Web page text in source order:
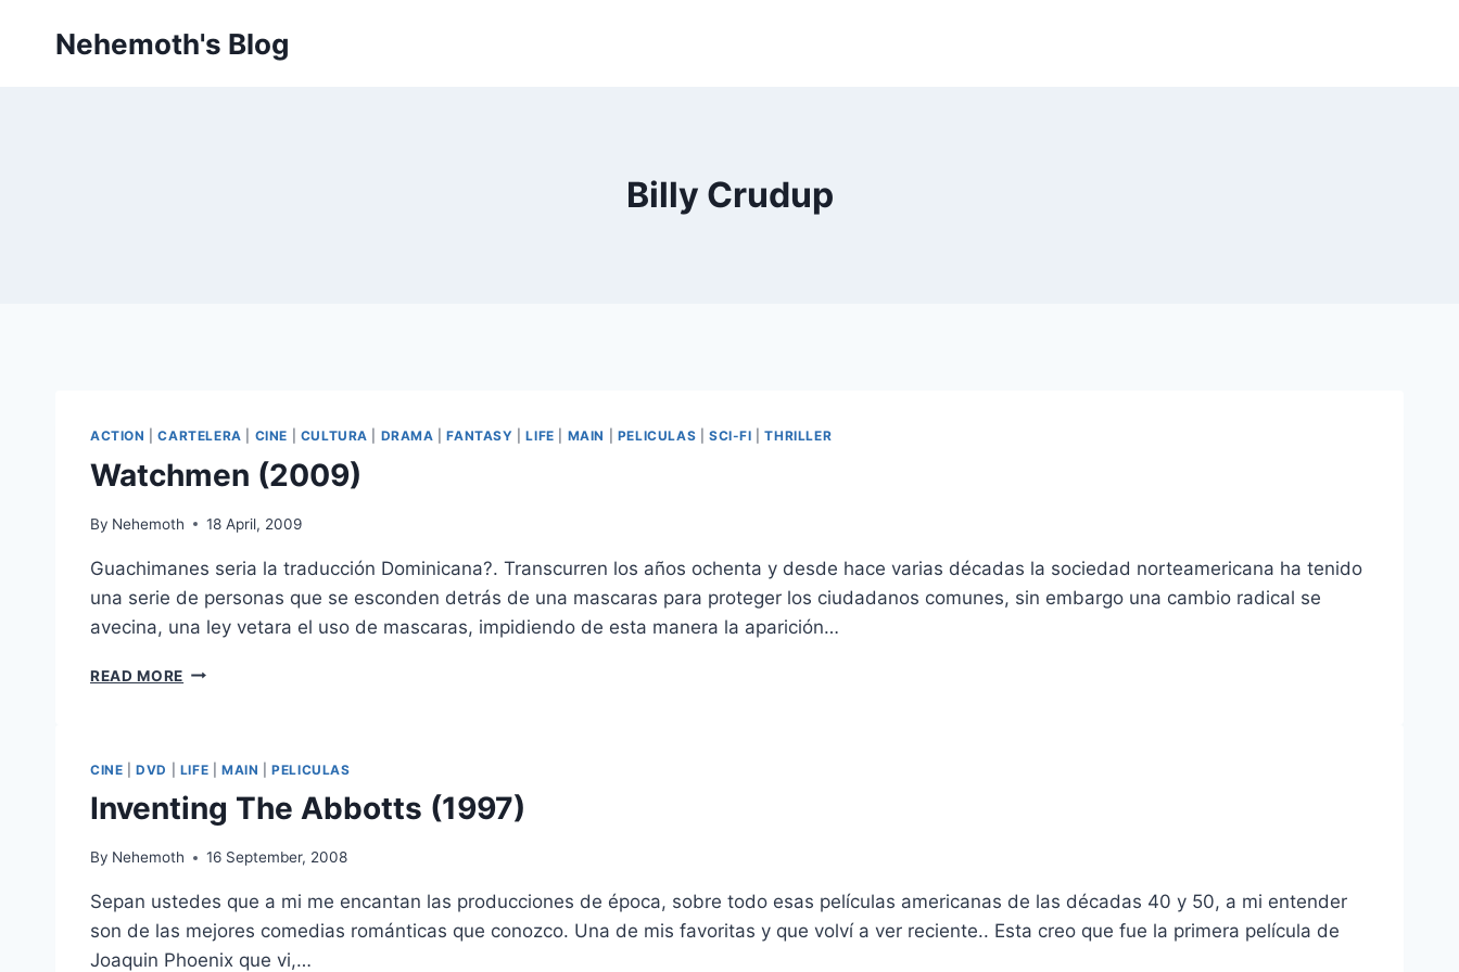
Nehemoth's Blog
Billy Crudup
ACTION |CARTELERA CINE CULTURA DRAMA |FANTASY |LIFE MAIN PELICULAS SCI-FI |THRILLER
Watchmen (2009)
By Nehemoth 18 April, 2009
Guachimanes seria la traducción Dominicana?. Transcurren los años ochenta y desde hace varias décadas la sociedad norteamericana ha tenido
una serie de personas que se esconden detrás de una mascaras para proteger los ciudadanos comunes, sin embargo una cambio radical se
avecina, una ley vetara el uso de mascaras, impidiendo de esta manera la aparición…
READ MORE WATCHMEN
CINE |DVD LIFE MAIN |PELICULAS
Inventing The Abbotts (1997)
By Nehemoth 16 September, 2008
Sepan ustedes que a mi me encantan las producciones de época, sobre todo esas películas americanas de las décadas 40 y 50, a mi entender
son de las mejores comedias románticas que conozco. Una de mis favoritas y que volví a ver reciente.. Esta creo que fue la primera película de
Joaquin Phoenix que vi,…